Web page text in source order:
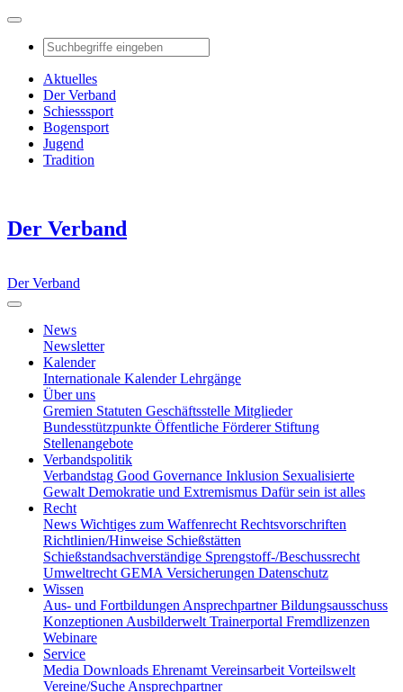
Aktuelles
Der Verband
Schiesssport
Bogensport
Jugend
Tradition
Der Verband
Der Verband
News
Newsletter
Kalender
Internationale KalenderLehrgänge
Über uns
Gremien Statuten Geschäftsstelle Mitglieder
Bundesstützpunkte Öffentliche Förderer Stiftung
Stellenangebote
Verbandspolitik
Verbandstag Good Governance Inklusion Sexualisierte
Gewalt Demokratie und Extremismus Dafür sein ist alles
Recht
News Wichtiges zum Waffenrecht Rechtsvorschriften
Richtlinien/Hinweise Schießstätten
Schießstandsachverständige Sprengstoff-/Beschussrecht
Umweltrecht GEMA Versicherungen Datenschutz
Wissen
Aus- und Fortbildungen AnsprechpartnerBildungsausschuss
Konzeptionen Ausbilderwelt Trainerportal Fremdlizenzen
Webinare
Service
Media Downloads Ehrenamt Vereinsarbeit Vorteilswelt
Vereine/Suche Ansprechpartner